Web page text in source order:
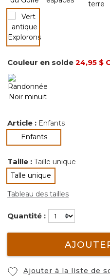
sélectionné
Couleur en solde 24,95 $
Article : Enfants
Enfantssélectionné
Taille : Taille unique
Talle unique
sélectionné
Tableau des tailles
Quantité :
Ajouter à la liste de